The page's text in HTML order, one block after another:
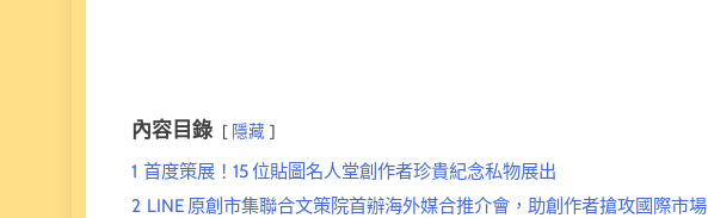
內容目錄 隱藏
1 首度策展！15 位貼圖名人堂創作者珍貴紀念私物展出
2 LINE 原創市集聯合文策院首辦海外媒合推介會，助創作者搶攻國際市場